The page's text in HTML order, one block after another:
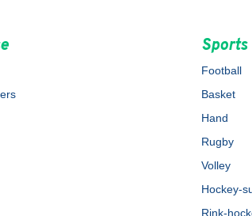
Sports
Football
Basket
Hand
Rugby
Volley
Hockey-
Rink-